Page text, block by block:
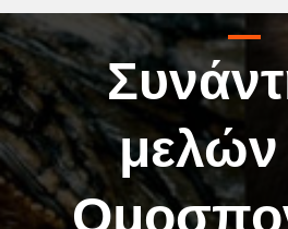
μελών